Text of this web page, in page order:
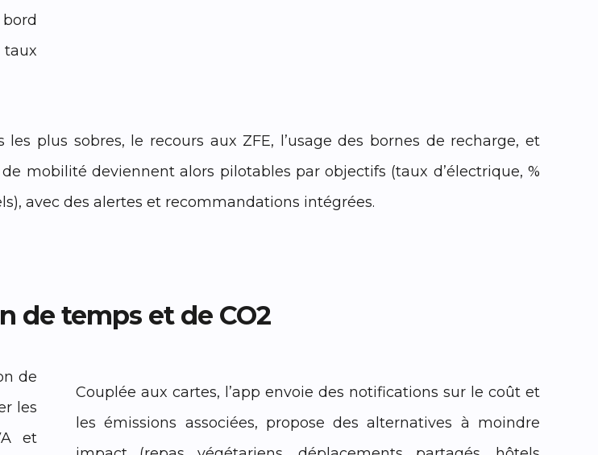
plus sobres, le recours aux ZFE, l’usage des bornes de recharge, et
mobilité deviennent alors pilotables par objectifs (taux d’électrique, %
avec des alertes et recommandations intégrées.
de temps et de CO2
de
les
et
Couplée aux cartes, l’app envoie des notifications sur le coût et
les émissions associées, propose des alternatives à moindre